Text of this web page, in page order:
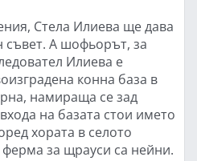
Стела Илиева ще дава
съвет. А шофьорът, за
Илиева е
конна база в
намираща се зад
на базата стои името
хората в селото
ферма за щрауси са нейни.